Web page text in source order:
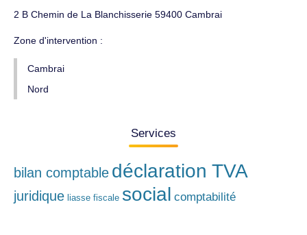
2 B Chemin de La Blanchisserie 59400 Cambrai
Zone d'intervention :
Cambrai
Nord
Services
bilan comptable déclaration TVA
juridique liasse fiscale social comptabilité